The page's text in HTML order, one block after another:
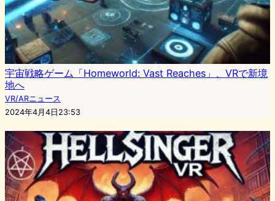
宇宙戦略ゲーム「Homeworld: Vast Reaches」、VRで新境
地へ
VR/ARニュース
2024年4月4日23:53